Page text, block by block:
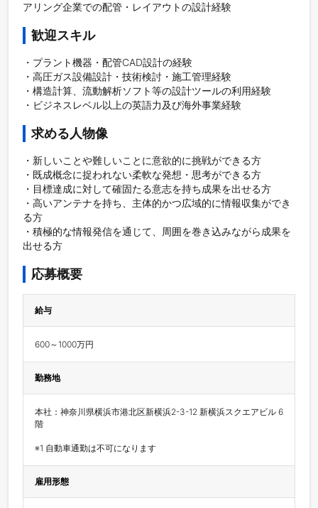
アリング企業での配管・レイアウトの設計経験
歓迎スキル
・プラント機器・配管CAD設計の経験
・高圧ガス設備設計・技術検討・施工管理経験
・構造計算、流動解析ソフト等の設計ツールの利用経験
・ビジネスレベル以上の英語力及び海外事業経験
求める人物像
・新しいことや難しいことに意欲的に挑戦ができる方
・既成概念に捉われない柔軟な発想・思考ができる方
・目標達成に対して確固たる意志を持ち成果を出せる方
・高いアンテナを持ち、主体的かつ広域的に情報収集ができ
る方
・積極的な情報発信を通じて、周囲を巻き込みながら成果を
出せる方
応募概要
給与
600～1000万円
勤務地
本社：神奈川県横浜市港北区新横浜2-3-12 新横浜スクエアビル 6
階
※1 自動車通勤は不可になります
雇用形態